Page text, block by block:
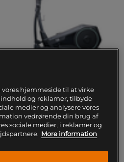
Titan Life Crosstrainer C56
Titan LIFE
5.460 kr Køb
vores hjemmeside til at virke
og reklamer, tilbyde
medier og analysere vores
vedrørende din brug af
sociale medier, i reklamer og
More information